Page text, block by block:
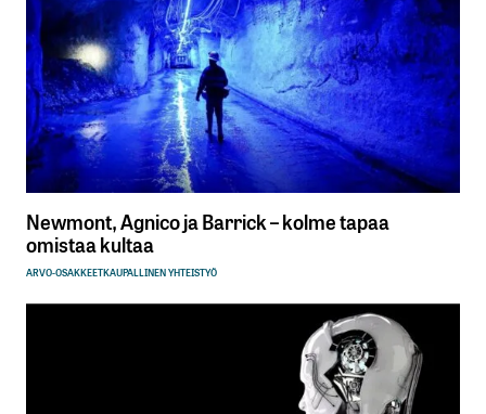
Newmont, Agnico ja Barrick – kolme tapaa
omistaa kultaa
ARVO-OSAKKEETKAUPALLINEN YHTEISTYÖ